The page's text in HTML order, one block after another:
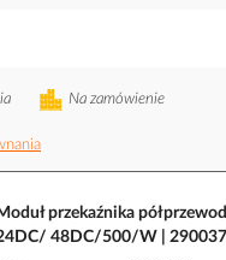
Na zamówienie
przekaźnika
48DC/500/W |